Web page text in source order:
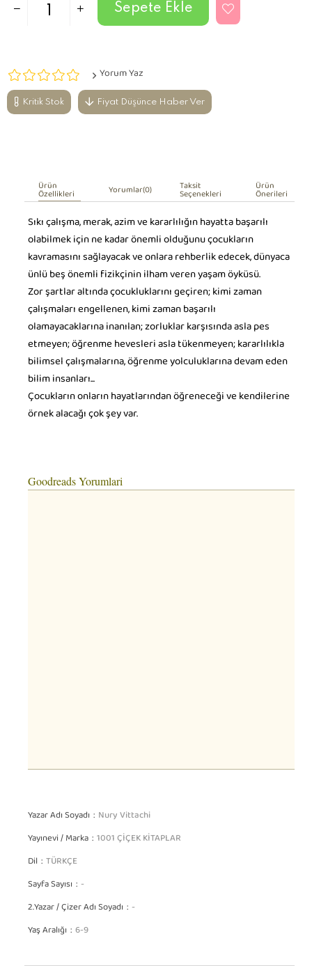
Yorum Yaz
Kritik Stok Fiyat Düşünce Haber Ver
Ürün
Özellikleri Yorumlar(0) Taksit
Seçenekleri Ürün
Önerileri
Sıkı çalışma, merak, azim ve kararlılığın hayatta başarılı
olabilmek için ne kadar önemli olduğunu çocukların
kavramasını sağlayacak ve onlara rehberlik edecek, dünyaca
ünlü beş önemli fizikçinin ilham veren yaşam öyküsü.
Zor şartlar altında çocukluklarını geçiren; kimi zaman
çalışmaları engellenen, kimi zaman başarılı
olamayacaklarına inanılan; zorluklar karşısında asla pes
etmeyen; öğrenme hevesleri asla tükenmeyen; kararlılıkla
bilimsel çalışmalarına, öğrenme yolculuklarına devam eden
bilim insanları...
Çocukların onların hayatlarından öğreneceği ve kendilerine
örnek alacağı çok şey var.
Goodreads Yorumlari
Yazar Adı Soyadı Nury Vittachi
Yayınevi / Marka 1001 ÇİÇEK KİTAPLAR
Dil TÜRKÇE
Sayfa Sayısı -
2.Yazar / Çizer Adı Soyadı -
Yaş Aralığı 6-9